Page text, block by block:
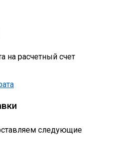
на расчетный счет
следующие